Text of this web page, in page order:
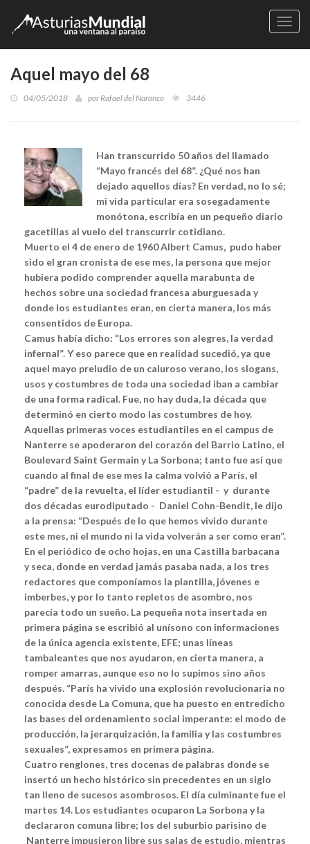
Aquel mayo del 68
04/05/2018 porRafael del Naranco 3446
Han transcurrido 50 años del llamado
“Mayo francés del 68”. ¿Qué nos han
dejado aquellos días? En verdad, no lo sé;
mi vida particular era sosegadamente
monótona, escribía en un pequeño diario
gacetillas al vuelo del transcurrir cotidiano.
Muerto el 4 de enero de 1960Albert Camus, pudo haber
sido el gran cronista de ese mes, la persona que mejor
hubiera podido comprender aquella marabunta de
hechos sobre una sociedad francesa aburguesada y
donde los estudiantes eran, en cierta manera, los más
consentidos de Europa.
Camus había dicho: “Los errores son alegres, la verdad
infernal”. Y eso parece que en realidad sucedió, ya que
aquel mayo preludio de un caluroso verano, los slogans,
usos y costumbres de toda una sociedad iban a cambiar
de una forma radical. Fue, no hay duda, la década que
determinó en cierto modo las costumbres de hoy.
Aquellas primeras voces estudiantiles en el campus de
Nanterre se apoderaron del corazón del Barrio Latino, el
Boulevard Saint Germain y La Sorbona; tanto fue así que
cuando al final de ese mes la calma volvió a París, el
“padre” de la revuelta, el líder estudiantil - y durante
dos décadas eurodiputado - Daniel Cohn-Bendit, le dijo
a la prensa: “Después de lo que hemos vivido durante
este mes, ni el mundo ni la vida volverán a ser como eran”.
En el periódico de ocho hojas, en una Castilla barbacana
y seca, donde en verdad jamás pasaba nada, a los tres
redactores que componíamos la plantilla, jóvenes e
imberbes, y por lo tanto repletos de asombro, nos
parecía todo un sueño. La pequeña nota insertada en
primera página se escribió al unísono con informaciones
de la única agencia existente, EFE; unas líneas
tambaleantes que nos ayudaron, en cierta manera, a
romper amarras, aunque eso no lo supimos sino años
después. “París ha vivido una explosión revolucionaria no
conocida desde La Comuna, que ha puesto en entredicho
las bases del ordenamiento social imperante: el modo de
producción, la jerarquización, la familia y las costumbres
sexuales”, expresamos en primera página.
Cuatro renglones, tres docenas de palabras donde se
insertó un hecho histórico sin precedentes en un siglo
tan lleno de sucesos asombrosos. El día culminante fue el
martes 14. Los estudiantes ocuparon La Sorbona y la
declararon comuna libre; los del suburbio parisino de
Nanterre impusieron libre sus salas de estudio, mientras